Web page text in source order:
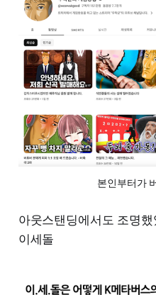
본인부터가
아웃스탠딩에서도 조명
이세돌